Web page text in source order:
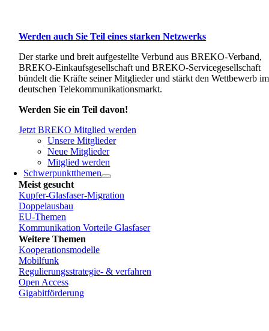
Werden auch Sie Teil eines starken Netzwerks
Der starke und breit aufgestellte Verbund aus BREKO-Verband,
BREKO-Einkaufsgesellschaft und BREKO-Servicegesellschaft
bündelt die Kräfte seiner Mitglieder und stärkt den Wettbewerb im
deutschen Telekommunikationsmarkt.
Werden Sie ein Teil davon!
Jetzt BREKO Mitglied werden
Unsere Mitglieder
Neue Mitglieder
Mitglied werden
Schwerpunktthemen
Meist gesucht
Kupfer-Glasfaser-Migration
Doppelausbau
EU-Themen
Kommunikation Vorteile Glasfaser
Weitere Themen
Kooperationsmodelle
Mobilfunk
Regulierungsstrategie- & verfahren
Open Access
Gigabitförderung